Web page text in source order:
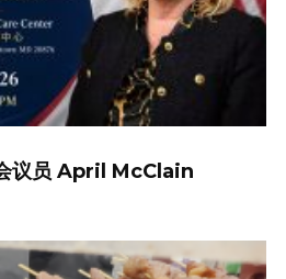
议员 April McClain